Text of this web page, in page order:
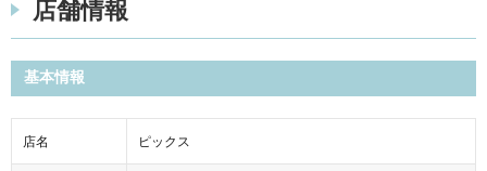
店舗情報
基本情報
店名 ピックス